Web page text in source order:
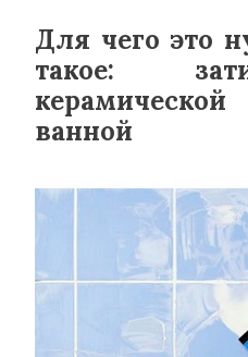
Для чего это
такое:
ванной